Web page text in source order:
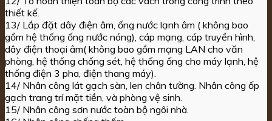
thiết kế.
13/ Lắp đặt dây điện âm, ống nước lạnh âm ( không bao
gồm hệ thống ống nước nóng), cáp mạng, cáp truyền hình,
dây điện thoại âm( không bao gồm mạng LAN cho văn
phòng, hệ thống chống sét, hệ thống ống cho máy lạnh, hệ
thống điện 3 pha, điện thang máy).
14/ Nhân công lát gạch sàn, len chân tường. Nhân công ốp
gạch trang trí mặt tiền, và phòng vệ sinh.
15/ Nhân công sơn nước toàn bộ ngôi nhà.